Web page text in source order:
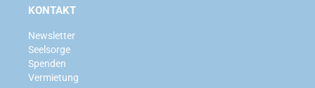
KONTAKT
Newsletter
Seelsorge
Spenden
Vermietung